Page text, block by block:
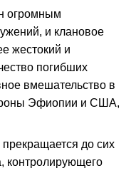
огромным
и клановое
жестокий и
погибших
вмешательство в
Эфиопии и США,
до сих
контролирующего